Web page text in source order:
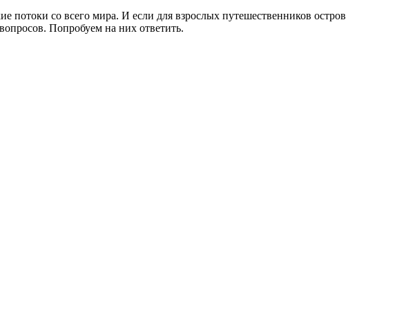
потоки со всего мира. И если для взрослых путешественников остров
Попробуем на них ответить.